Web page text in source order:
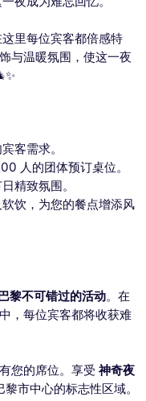
这里每位宾客都倍感特
与温暖氛围，使这一夜
客需求。
人的团体预订桌位。
精致氛围。
饮，为您的餐点增添风
黎不可错过的活动。在
，每位宾客都将收获难
您的席位。享受 神奇夜
黎市中心的标志性区域。